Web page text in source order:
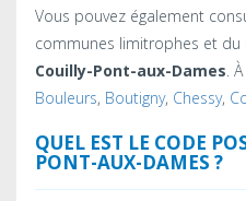
Vous pouvez également
communes limitrophes et
Couilly-Pont-aux-Dames.
Bouleurs, Boutigny, Chessy,
QUEL EST LE CODE
PONT-AUX-DAMES ?